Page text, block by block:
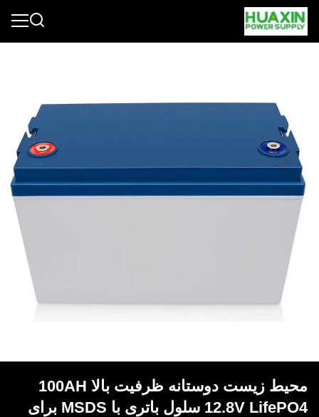
محیط زیست دوستانه ظرفیت بالا 100AH
12.8V LifePO4 سلول باتری با MSDS برای